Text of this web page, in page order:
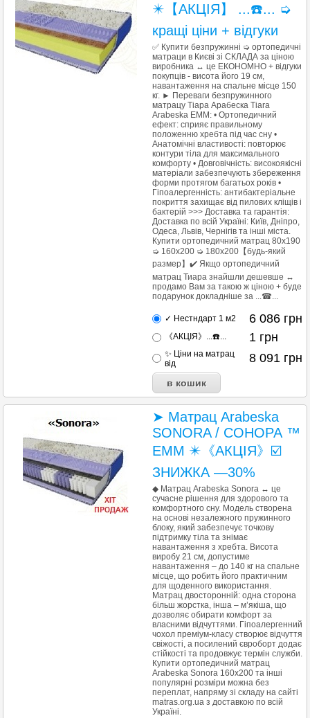
✴️【АКЦІЯ】 ...☎️... ➭
кращі ціни + відгуки
✅ Купити безпружинні ➭ ортопедичні
матраци в Києві зі СКЛАДА за ціною
виробника ↔ це ЕКОНОМНО + відгуки
покупців - висота його 19 см,
навантаження на спальне місце 150
кг. ► Переваги безпружинного
матрацу Тіара Арабеска Tiara
Arabeska ЕММ: • Ортопедичний
ефект: сприяє правильному
положенню хребта під час сну •
Анатомічні властивості: повторює
контури тіла для максимального
комфорту • Довговічність: високоякісні
матеріали забезпечують збереження
форми протягом багатьох років •
Гіпоалергенність: антибактеріальне
покриття захищає від пилових кліщів і
бактерій >>> Доставка та гарантія:
Доставка по всій Україні: Київ, Дніпро,
Одеса, Львів, Чернігів та інші міста.
Купити ортопедичний матрац 80х190
➭ 160x200 ➭ 180x200【будь-який
размер】✔️ Якщо ортопедичний
матрац Тиара знайшли дешевше ↔
продамо Вам за такою ж ціною + буде
подарунок докладніше за ...☎...
✓ Нестндарт 1 м2 6 086 грн
《АКЦІЯ》...☎️... 1 грн
✨ Ціни на матрац
від
8 091 грн
➤ Матрац Arabeska
SONORA / СОНОРА ™
ЕММ ✴️《АКЦІЯ》☑️
ЗНИЖКА —30%
◆ Матрац Arabeska Sonora ↔ це
сучасне рішення для здорового та
комфортного сну. Модель створена
на основі незалежного пружинного
блоку, який забезпечує точкову
підтримку тіла та знімає
навантаження з хребта. Висота
виробу 21 см, допустиме
навантаження – до 140 кг на спальне
місце, що робить його практичним
для щоденного використання.
Матрац двосторонній: одна сторона
більш жорстка, інша – м’якіша, що
дозволяє обирати комфорт за
власними відчуттями. Гіпоалергенний
чохол преміум-класу створює відчуття
свіжості, а посилений євроборт додає
стійкості та продовжує термін служби.
Купити ортопедичний матрац
Arabeska Sonora 160х200 та інші
популярні розміри можна без
переплат, напряму зі складу на сайті
matras.org.ua з доставкою по всій
Україні.